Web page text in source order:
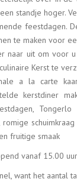
standje hoger.
feestdagen.
te maken voor
naar uit om voor
Kerst te
a la carte
kerstdiner
Tongerlo
fruitige smaak
vanaf 15.00
want het aantal